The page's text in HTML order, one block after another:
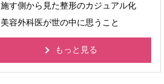
施す側から見た整形のカジュアル化
美容外科医が世の中に思うこと
もっと見る